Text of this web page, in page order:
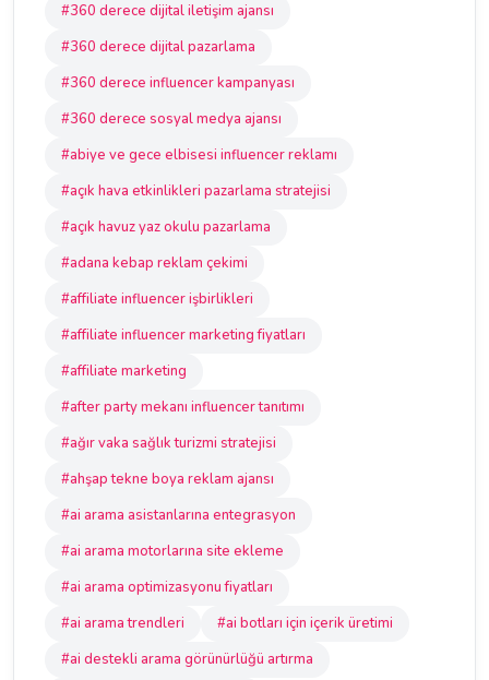
#360 derece dijital iletişim ajansı
#360 derece dijital pazarlama
#360 derece influencer kampanyası
#360 derece sosyal medya ajansı
#abiye ve gece elbisesi influencer reklamı
#açık hava etkinlikleri pazarlama stratejisi
#açık havuz yaz okulu pazarlama
#adana kebap reklam çekimi
#affiliate influencer işbirlikleri
#affiliate influencer marketing fiyatları
#affiliate marketing
#after party mekanı influencer tanıtımı
#ağır vaka sağlık turizmi stratejisi
#ahşap tekne boya reklam ajansı
#ai arama asistanlarına entegrasyon
#ai arama motorlarına site ekleme
#ai arama optimizasyonu fiyatları
#ai arama trendleri
#ai botları için içerik üretimi
#ai destekli arama görünürlüğü artırma